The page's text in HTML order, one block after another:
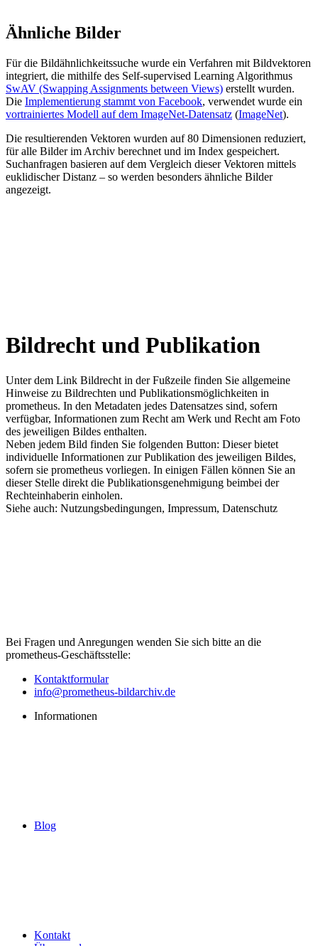
Ähnliche Bilder
Für die Bildähnlichkeitssuche wurde ein Verfahren mit Bildvektoren
integriert, die mithilfe des Self-supervised Learning Algorithmus
SwAV (Swapping Assignments between Views) erstellt wurden.
Die Implementierung stammt von Facebook, verwendet wurde ein
vortrainiertes Modell auf dem ImageNet-Datensatz (ImageNet).
Die resultierenden Vektoren wurden auf 80 Dimensionen reduziert,
für alle Bilder im Archiv berechnet und im Index gespeichert.
Suchanfragen basieren auf dem Vergleich dieser Vektoren mittels
euklidischer Distanz – so werden besonders ähnliche Bilder
angezeigt.
Bildrecht und Publikation
Unter dem Link Bildrecht in der Fußzeile finden Sie allgemeine
Hinweise zu Bildrechten und Publikationsmöglichkeiten in
prometheus. In den Metadaten jedes Datensatzes sind, sofern
verfügbar, Informationen zum Recht am Werk und Recht am Foto
des jeweiligen Bildes enthalten.
Neben jedem Bild finden Sie folgenden Button: Dieser bietet
individuelle Informationen zur Publikation des jeweiligen Bildes,
sofern sie prometheus vorliegen. In einigen Fällen können Sie an
dieser Stelle direkt die Publikationsgenehmigung beimbei der
Rechteinhaberin einholen.
Siehe auch: Nutzungsbedingungen, Impressum, Datenschutz
Bei Fragen und Anregungen wenden Sie sich bitte an die
prometheus-Geschäftsstelle:
Kontaktformular
info@prometheus-bildarchiv.de
Informationen
Blog
Kontakt